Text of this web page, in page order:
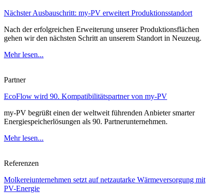
Nächster Ausbauschritt: my-PV erweitert Produktionsstandort
Nach der erfolgreichen Erweiterung unserer Produktionsflächen
gehen wir den nächsten Schritt an unserem Standort in Neuzeug.
Mehr lesen...
Partner
EcoFlow wird 90. Kompatibilitätspartner von my-PV
my-PV begrüßt einen der weltweit führenden Anbieter smarter
Energiespeicherlösungen als 90. Partnerunternehmen.
Mehr lesen...
Referenzen
Molkereiunternehmen setzt auf netzautarke Wärmeversorgung mit
PV-Energie